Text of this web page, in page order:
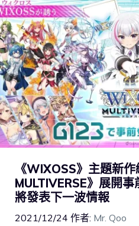
《WIXOSS》主題新
MULTIVERSE》展開
將發表下一波情報
2021/12/24 作者: Mr. Qoo